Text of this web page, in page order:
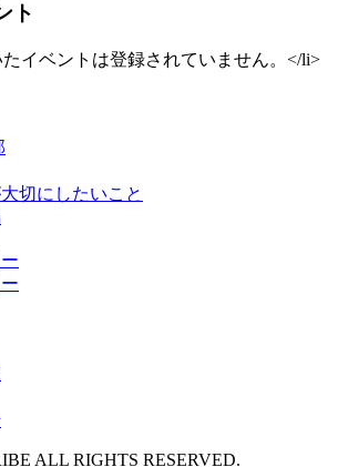
ト
イベントは登録されていません。</li>
切にしたいこと
ALL RIGHTS RESERVED.